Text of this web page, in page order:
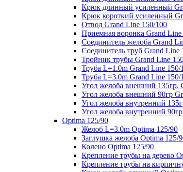
Крюк длинный усиленный
Крюк короткий усиленный
Отвод Grand Line 150/100
Приемная воронка Grand Line
Соединитель желоба Grand
Соединитель труб Grand Line
Тройник трубы Grand Line
Труба L=1.0m Grand Line 150/
Труба L=3.0m Grand Line 150/
Угол желоба внешний 135гр.
Угол желоба внешний 90гр
Угол желоба внутренний
Угол желоба внутренний
Optima 125/90
Желоб L=3.0m Optima 125/90
Заглушка желоба Optima 125/
Колено Optima 125/90
Крепление трубы на дерево
Крепление трубы на